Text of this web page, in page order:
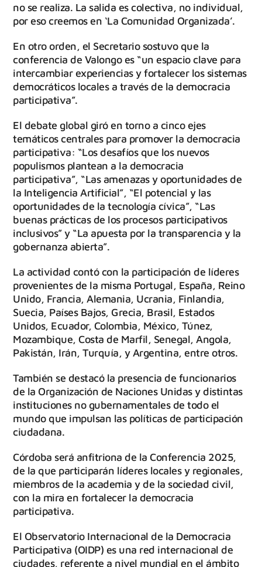
no se realiza. La salida es colectiva, no individual,
por eso creemos en ‘La Comunidad Organizada’.
En otro orden, el Secretario sostuvo que la
conferencia de Valongo es “un espacio clave para
intercambiar experiencias y fortalecer los sistemas
democráticos locales a través de la democracia
participativa”.
El debate global giró en torno a cinco ejes
temáticos centrales para promover la democracia
participativa: “Los desafíos que los nuevos
populismos plantean a la democracia
participativa”, “Las amenazas y oportunidades de
la Inteligencia Artificial”, “El potencial y las
oportunidades de la tecnología cívica”, “Las
buenas prácticas de los procesos participativos
inclusivos” y “La apuesta por la transparencia y la
gobernanza abierta”.
La actividad contó con la participación de líderes
provenientes de la misma Portugal, España, Reino
Unido, Francia, Alemania, Ucrania, Finlandia,
Suecia, Países Bajos, Grecia, Brasil, Estados
Unidos, Ecuador, Colombia, México, Túnez,
Mozambique, Costa de Marfil, Senegal, Angola,
Pakistán, Irán, Turquía, y Argentina, entre otros.
También se destacó la presencia de funcionarios
de la Organización de Naciones Unidas y distintas
instituciones no gubernamentales de todo el
mundo que impulsan las políticas de participación
ciudadana.
Córdoba será anfitriona de la Conferencia 2025,
de la que participarán líderes locales y regionales,
miembros de la academia y de la sociedad civil,
con la mira en fortalecer la democracia
participativa.
El Observatorio Internacional de la Democracia
Participativa (OIDP) es una red internacional de
ciudades, referente a nivel mundial en el ámbito